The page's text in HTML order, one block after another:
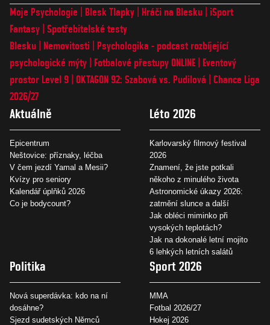
Moje Psychologie Blesk Tlapky Hráči na Blesku
iSport
Fantasy Spotřebitelské testy
Blesku
Nemovitosti
Psychologika - podcast rozbíjející
psychologické mýty
Fotbalové přestupy ONLINE
Eventový
prostor Level 9 OKTAGON 92: Szabová vs. Pudilová
Chance Liga
2026/27
Aktuálně
Epicentrum
Neštovice: příznaky, léčba
V čem jezdí Yamal a Mesii?
Kvízy pro seniory
Kalendář úplňků 2026
Co je bodycount?
Léto 2026
Karlovarský filmový festival
2026
Znamení, že jste potkali
někoho z minulého života
Astronomické úkazy 2026:
zatmění slunce a další
Jak obléci miminko při
vysokých teplotách?
Jak na dokonalé letní mojito
6 lehkých letních salátů
Politika
Nová superdávka: kdo na ní
dosáhne?
Sjezd sudetských Němců
Sport 2026
MMA
Fotbal 2026/27
Hokej 2026